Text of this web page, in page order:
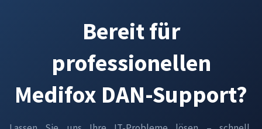
Bereit für
professionellen
Medifox DAN-Support?